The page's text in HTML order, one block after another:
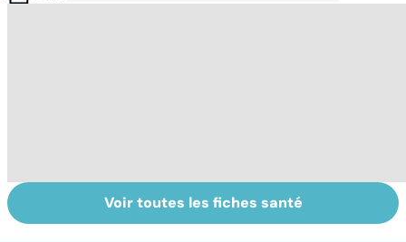
Tout savoir sur
les infections
Covid-19 : tout
savoir sur la
Voir toutes les fiches santé